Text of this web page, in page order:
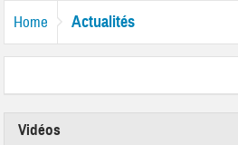
Home Actualités
Vidéos